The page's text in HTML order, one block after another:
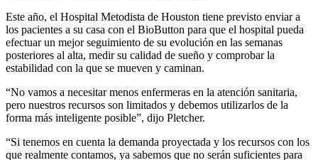
Este año, el Hospital Metodista de Houston tiene previsto enviar a
los pacientes a su casa con el BioButton para que el hospital pueda
efectuar un mejor seguimiento de su evolución en las semanas
posteriores al alta, medir su calidad de sueño y comprobar la
estabilidad con la que se mueven y caminan.
“No vamos a necesitar menos enfermeras en la atención sanitaria,
pero nuestros recursos son limitados y debemos utilizarlos de la
forma más inteligente posible”, dijo Pletcher.
“Si tenemos en cuenta la demanda proyectada y los recursos con los
que realmente contamos, ya sabemos que no serán suficientes para